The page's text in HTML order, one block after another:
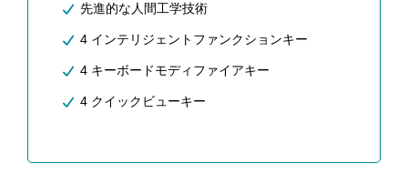
先進的な人間工学技術
4 インテリジェントファンクションキー
4 キーボードモディファイアキー
4 クイックビューキー